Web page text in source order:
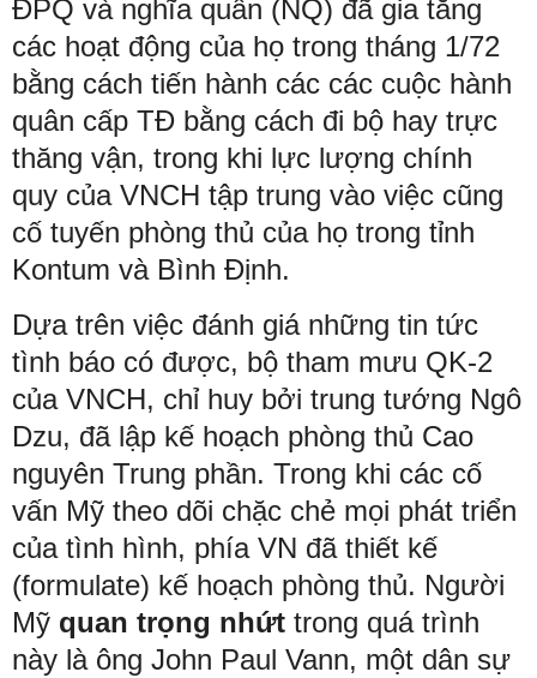
ĐPQ và nghĩa quân (NQ) đã gia tăng
các hoạt động của họ trong tháng 1/72
bằng cách tiến hành các các cuộc hành
quân cấp TĐ bằng cách đi bộ hay trực
thăng vận, trong khi lực lượng chính
quy của VNCH tập trung vào việc cũng
cố tuyến phòng thủ của họ trong tỉnh
Kontum và Bình Định.
Dựa trên việc đánh giá những tin tức
tình báo có được, bộ tham mưu QK-2
của VNCH, chỉ huy bởi trung tướng Ngô
Dzu, đã lập kế hoạch phòng thủ Cao
nguyên Trung phần. Trong khi các cố
vấn Mỹ theo dõi chặc chẻ mọi phát triển
của tình hình, phía VN đã thiết kế
(formulate) kế hoạch phòng thủ. Người
Mỹ quan trọng nhứt trong quá trình
này là ông John Paul Vann, một dân sự